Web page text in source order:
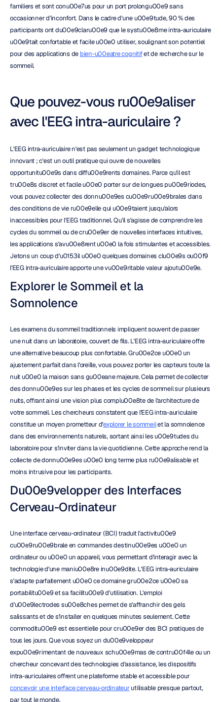
familiers et sont conu00e7us pour un port prolongu00e9 sans
occasionner d'inconfort. Dans le cadre d'une u00e9tude, 90 % des
participants ont du00e9claru00e9 que le systu00e8me intra-auriculaire
u00e9tait confortable et facile u00e0 utiliser, soulignant son potentiel
pour des applications de bien-u00eatre cognitif et de recherche sur le
sommeil.
Que pouvez-vous ru00e9aliser
avec l'EEG intra-auriculaire ?
L'EEG intra-auriculaire n'est pas seulement un gadget technologique
innovant ; c'est un outil pratique qui ouvre de nouvelles
opportunitu00e9s dans diffu00e9rents domaines. Parce qu'il est
tru00e8s discret et facile u00e0 porter sur de longues pu00e9riodes,
vous pouvez collecter des donnu00e9es cu00e9ru00e9brales dans
des conditions de vie ru00e9elle qui u00e9taient jusqu'alors
inaccessibles pour l'EEG traditionnel. Qu'il s'agisse de comprendre les
cycles du sommeil ou de cru00e9er de nouvelles interfaces intuitives,
les applications s'avu00e8rent u00e0 la fois stimulantes et accessibles.
Jetons un coup d'u0153il u00e0 quelques domaines clu00e9s ou00f9
l'EEG intra-auriculaire apporte une vu00e9ritable valeur ajoutu00e9e.
Explorer le Sommeil et la
Somnolence
Les examens du sommeil traditionnels impliquent souvent de passer
une nuit dans un laboratoire, couvert de fils. L'EEG intra-auriculaire offre
une alternative beaucoup plus confortable. Gru00e2ce u00e0 un
ajustement parfait dans l'oreille, vous pouvez porter les capteurs toute la
nuit u00e0 la maison sans gu00eane majeure. Cela permet de collecter
des donnu00e9es sur les phases et les cycles de sommeil sur plusieurs
nuits, offrant ainsi une vision plus complu00e8te de l'architecture de
votre sommeil. Les chercheurs constatent que l'EEG intra-auriculaire
constitue un moyen prometteur d'explorer le sommeil et la somnolence
dans des environnements naturels, sortant ainsi les u00e9tudes du
laboratoire pour s'inviter dans la vie quotidienne. Cette approche rend la
collecte de donnu00e9es u00e0 long terme plus ru00e9alisable et
moins intrusive pour les participants.
Du00e9velopper des Interfaces
Cerveau-Ordinateur
Une interface cerveau-ordinateur (BCI) traduit l'activitu00e9
cu00e9ru00e9brale en commandes destinu00e9es u00e0 un
ordinateur ou u00e0 un appareil, vous permettant d'interagir avec la
technologie d'une maniu00e8re inu00e9dite. L'EEG intra-auriculaire
s'adapte parfaitement u00e0 ce domaine gru00e2ce u00e0 sa
portabilitu00e9 et sa facilitu00e9 d'utilisation. L'emploi
d'u00e9lectrodes su00e8ches permet de s'affranchir des gels
salissants et de s'installer en quelques minutes seulement. Cette
commoditu00e9 est essentielle pour cru00e9er des BCI pratiques de
tous les jours. Que vous soyez un du00e9veloppeur
expu00e9rimentant de nouveaux schu00e9mas de contru00f4le ou un
chercheur concevant des technologies d'assistance, les dispositifs
intra-auriculaires offrent une plateforme stable et accessible pour
concevoir une interface cerveau-ordinateur utilisable presque partout,
par tout le monde.